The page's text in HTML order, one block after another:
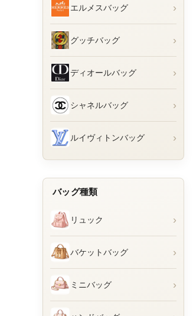
エルメスバッグ ›
グッチバッグ ›
ディオールバッグ ›
シャネルバッグ ›
ルイヴィトンバッグ ›
バッグ種類
リュック ›
バケットバッグ ›
ミニバッグ ›